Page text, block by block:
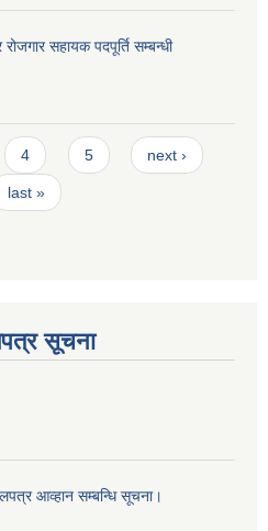
सहायक पदपूर्ति सम्बन्धी
4 5 next ›
last »
सूचना
आव्हान सम्बन्धि सूचना।